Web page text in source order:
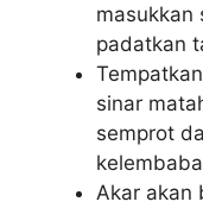
masukkan
padatkan
sinar
semprot
Akar akan